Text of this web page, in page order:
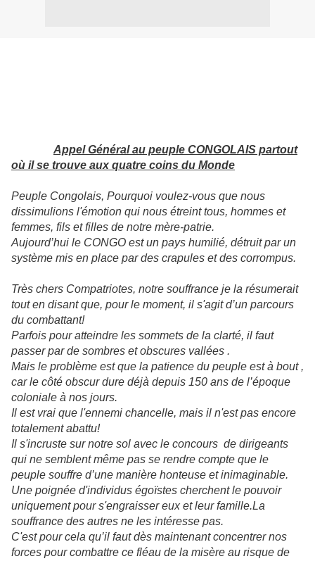
Appel Général au peuple CONGOLAIS partout
où il se trouve aux quatre coins du Monde
Peuple Congolais, Pourquoi voulez-vous que nous
dissimulions l'émotion qui nous étreint tous, hommes et
femmes, fils et filles de notre mère-patrie.
Aujourd’hui le CONGO est un pays humilié, détruit par un
système mis en place par des crapules et des corrompus.
Très chers Compatriotes, notre souffrance je la résumerait
tout en disant que, pour le moment, il s'agit d’un parcours
du combattant!
Parfois pour atteindre les sommets de la clarté, il faut
passer par de sombres et obscures vallées .
Mais le problème est que la patience du peuple est à bout ,
car le côté obscur dure déjà depuis 150 ans de l’époque
coloniale à nos jours.
Il est vrai que l'ennemi chancelle, mais il n'est pas encore
totalement abattu!
Il s'incruste sur notre sol avec le concours de dirigeants
qui ne semblent même pas se rendre compte que le
peuple souffre d’une manière honteuse et inimaginable.
Une poignée d'individus égoïstes cherchent le pouvoir
uniquement pour s'engraisser eux et leur famille.La
souffrance des autres ne les intéresse pas.
C'est pour cela qu’il faut dès maintenant concentrer nos
forces pour combattre ce fléau de la misère au risque de